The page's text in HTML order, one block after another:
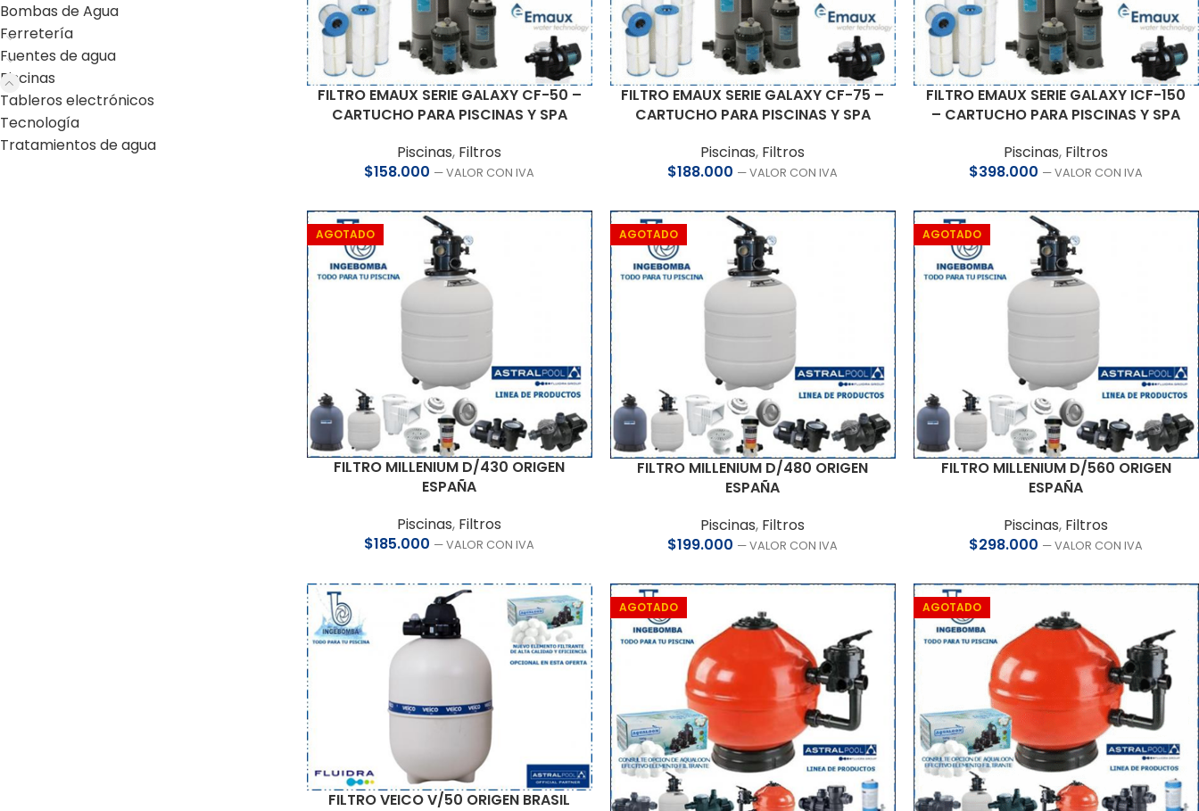
Bombas de Agua
Ferretería
Fuentes de agua
Piscinas
Tableros electrónicos
Tecnología
Tratamientos de agua
FILTRO EMAUX SERIE GALAXY CF-50 –
CARTUCHO PARA PISCINAS Y SPA
Piscinas, Filtros
$158.000 — VALOR CON IVA
FILTRO EMAUX SERIE GALAXY CF-75 –
CARTUCHO PARA PISCINAS Y SPA
Piscinas, Filtros
$188.000 — VALOR CON IVA
FILTRO EMAUX SERIE GALAXY ICF-150
– CARTUCHO PARA PISCINAS Y SPA
Piscinas, Filtros
$398.000 — VALOR CON IVA
AGOTADO
FILTRO MILLENIUM D/430 ORIGEN
ESPAÑA
Piscinas, Filtros
$185.000 — VALOR CON IVA
AGOTADO
FILTRO MILLENIUM D/480 ORIGEN
ESPAÑA
Piscinas, Filtros
$199.000 — VALOR CON IVA
AGOTADO
FILTRO MILLENIUM D/560 ORIGEN
ESPAÑA
Piscinas, Filtros
$298.000 — VALOR CON IVA
FILTRO VEICO V/50 ORIGEN BRASIL
AGOTADO AGOTADO